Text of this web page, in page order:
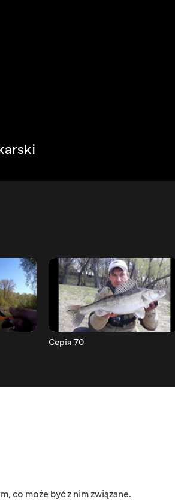
Серія 70
co może być z nim związane.